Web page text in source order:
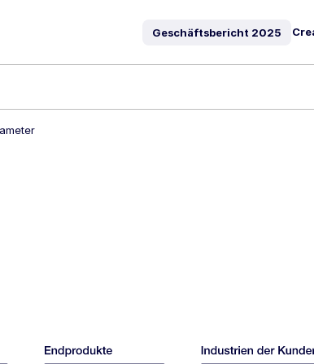
Geschäftsbericht 2025